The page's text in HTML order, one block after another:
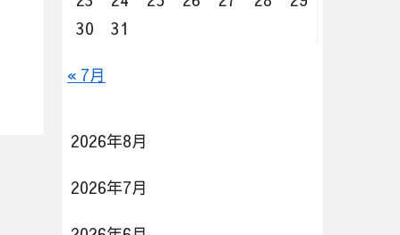
30
31
« 7月
2026年8月
2026年7月